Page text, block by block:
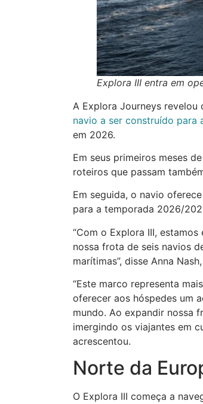
Explora III entra em
A Explora Journeys revelou
navio a ser construído para
em 2026.
Em seus primeiros meses
roteiros que passam
Em seguida, o navio
para a temporada 2026/
“Com o Explora III,
nossa frota de seis navios
marítimas”, disse Anna
“Este marco representa
oferecer aos hóspedes um
mundo. Ao expandir nossa
imergindo os viajantes em
acrescentou.
Norte da
O Explora III começa a